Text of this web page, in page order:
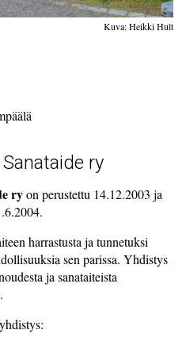
Kuva: Heikki Hult
ry
ryon perustettu 14.12.2003 ja
harrastusta ja tunnetuksi
sen parissa. Yhdistys
ja sanataiteista